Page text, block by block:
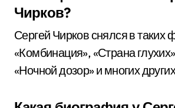
Чирков?
Сергей Чирков снялся в таких
«Комбинация», «Страна
«Ночной дозор» и многих